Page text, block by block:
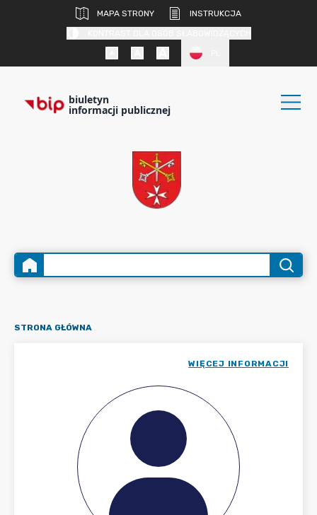
MAPA STRONY
INSTRUKCJA
biuletyn
informacji publicznej
STRONA GŁÓWNA
WIĘCEJ INFORMACJI